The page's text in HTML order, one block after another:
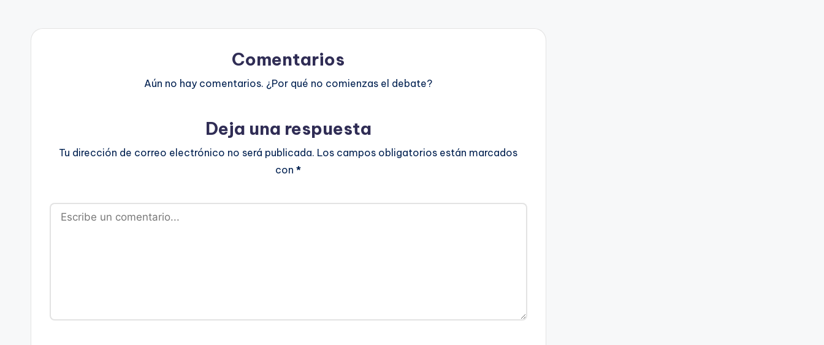
Comentarios
Aún no hay comentarios. ¿Por qué no comienzas el debate?
Deja una respuesta
Tu dirección de correo electrónico no será publicada. Los campos obligatorios están marcados
con*